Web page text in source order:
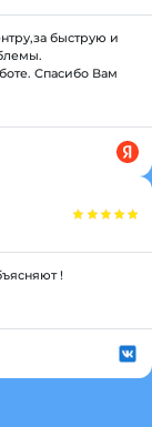
быструю и
Спасибо Вам
!